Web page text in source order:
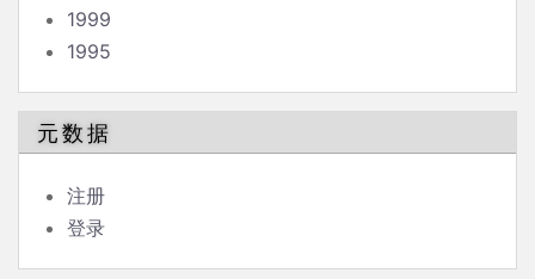
1999
1995
元数据
注册
登录